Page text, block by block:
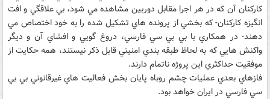
كاركنان آن كه در هر اجرا مقابل دوربين مشاهده مي شود، بي علاقگي و افت
انگيزه كاركنان- كه بخشي از پرونده هاي تشكيل شده را به خود اختصاص مي
دهند- در همكاري با بي بي سي فارسي، دروغ گويي و افشاي آن و ديگر
واكنش هايي كه به لحاظ طبقه بندي امنيتي قابل ذكر نيستند، همه حكايت از
موفقيت حداكثري اين پروژه ناتمام دارند.
فازهاي بعدي عمليات چشم روباه پايان بخش فعاليت هاي غيرقانوني بي بي
سي فارسي در ايران خواهد بود.